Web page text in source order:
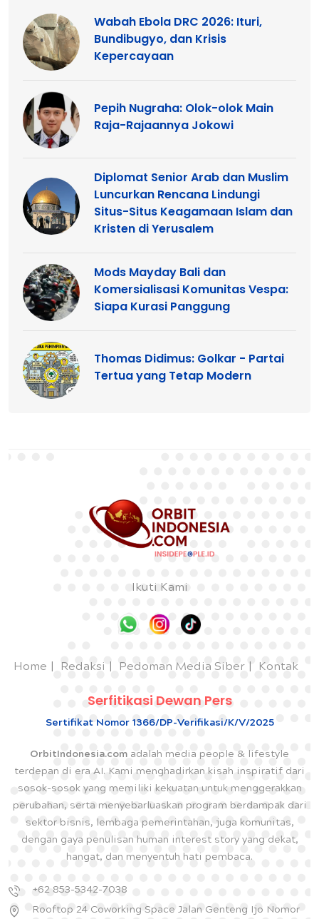
Wabah Ebola DRC 2026: Ituri,
Bundibugyo, dan Krisis
Kepercayaan
Pepih Nugraha: Olok-olok Main
Raja-Rajaannya Jokowi
Diplomat Senior Arab dan Muslim
Luncurkan Rencana Lindungi
Situs-Situs Keagamaan Islam dan
Kristen di Yerusalem
Mods Mayday Bali dan
Komersialisasi Komunitas Vespa:
Siapa Kurasi Panggung
Thomas Didimus: Golkar - Partai
Tertua yang Tetap Modern
Ikuti Kami
Home Redaksi Pedoman Media Siber Kontak
Serfitikasi Dewan Pers
Sertifikat Nomor 1366/DP-Verifikasi/K/V/2025
OrbitIndonesia.com adalah media people & lifestyle
terdepan di era AI. Kami menghadirkan kisah inspiratif dari
sosok-sosok yang memiliki kekuatan untuk menggerakkan
perubahan, serta menyebarluaskan program berdampak dari
sektor bisnis, lembaga pemerintahan, juga komunitas,
dengan gaya penulisan human interest story yang dekat,
hangat, dan menyentuh hati pembaca.
+62 853-5342-7038
Rooftop 24 Coworking Space Jalan Genteng Ijo Nomor